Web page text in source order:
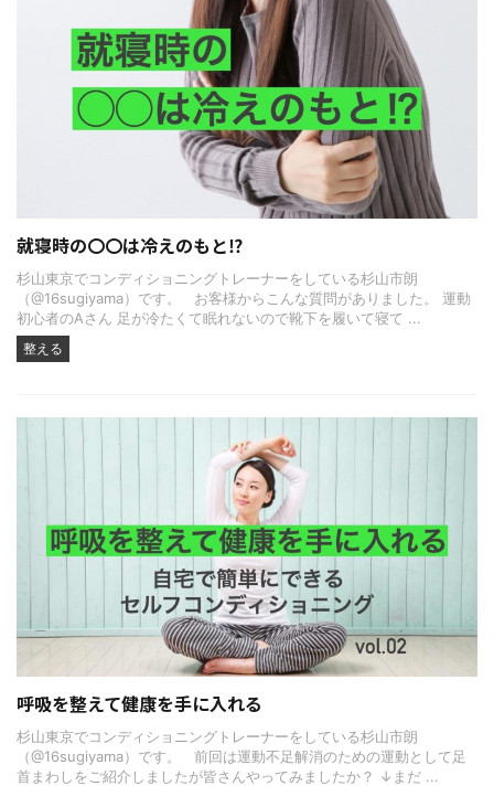
就寝時の〇〇は冷えのもと⁉
杉山東京でコンディショニングトレーナーをしている杉山市朗
（@16sugiyama）です。 お客様からこんな質問がありました。 運動
初心者のAさん 足が冷たくて眠れないので靴下を履いて寝て ...
整える
呼吸を整えて健康を手に入れる
杉山東京でコンディショニングトレーナーをしている杉山市朗
（@16sugiyama）です。 前回は運動不足解消のための運動として足
首まわしをご紹介しましたが皆さんやってみましたか？ ↓まだ ...